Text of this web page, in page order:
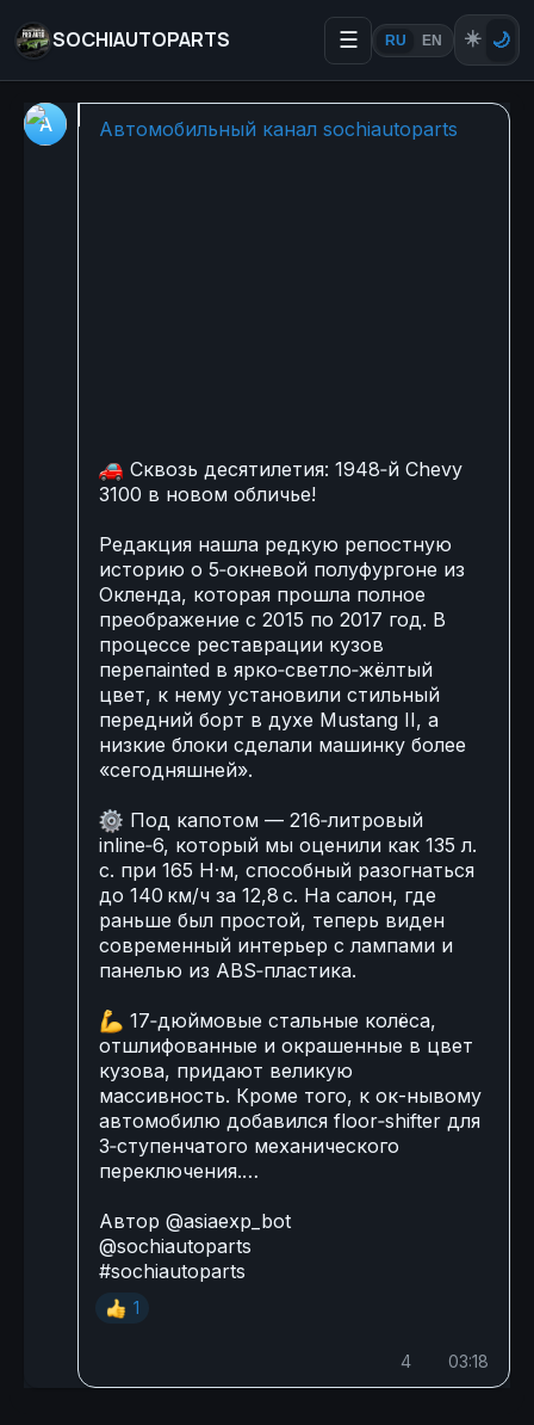
SOCHIAUTOPARTS ☰ RU EN ☀️ 🌙
🚗 Сквозь десятилетия:
Автомобильный канал sochiautoparts
Сквозь десятилетия: 1948‑й Chevy
3100 в новом обличье!
Редакция нашла редкую репостную
историю о 5‑окневой полуфургоне из
Окленда, которая прошла полное
преображение с 2015 по 2017 год. В
процессе реставрации кузов
перепainted в ярко‑светло‑жёлтый
цвет, к нему установили стильный
передний борт в духе Mustang II, а
низкие блоки сделали машинку более
«сегодняшней».
Под капотом — 216‑литровый
inline‑6, который мы оценили как 135 л.
с. при 165 Н·м, способный разогнаться
до 140 км/ч за 12,8 с. На салон, где
раньше был простой, теперь виден
современный интерьер с лампами и
панелью из ABS‑пластика.
17‑дюймовые стальные колёса,
отшлифованные и окрашенные в цвет
кузова, придают великую
массивность. Кроме того, к ок-нывому
автомобилю добавился floor‑shifter для
3‑ступенчатого механического
переключения.…
Автор @asiaexp_bot
@sochiautoparts
#sochiautoparts
1
4 03:18